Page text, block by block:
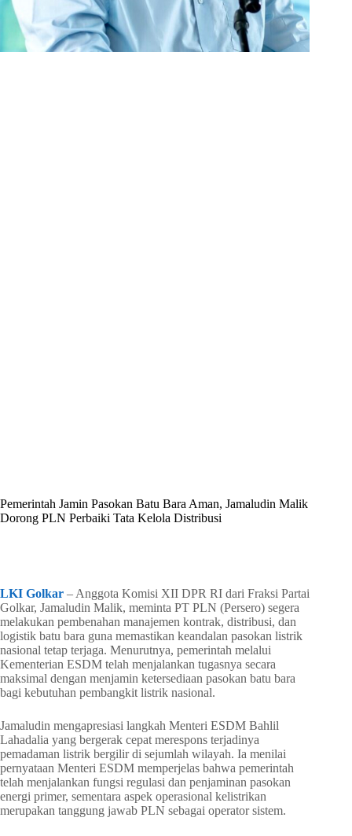
Pemerintah Jamin Pasokan Batu Bara Aman, Jamaludin Malik
Dorong PLN Perbaiki Tata Kelola Distribusi
LKI Golkar – Anggota Komisi XII DPR RI dari Fraksi Partai
Golkar, Jamaludin Malik, meminta PT PLN (Persero) segera
melakukan pembenahan manajemen kontrak, distribusi, dan
logistik batu bara guna memastikan keandalan pasokan listrik
nasional tetap terjaga. Menurutnya, pemerintah melalui
Kementerian ESDM telah menjalankan tugasnya secara
maksimal dengan menjamin ketersediaan pasokan batu bara
bagi kebutuhan pembangkit listrik nasional.
Jamaludin mengapresiasi langkah Menteri ESDM Bahlil
Lahadalia yang bergerak cepat merespons terjadinya
pemadaman listrik bergilir di sejumlah wilayah. Ia menilai
pernyataan Menteri ESDM memperjelas bahwa pemerintah
telah menjalankan fungsi regulasi dan penjaminan pasokan
energi primer, sementara aspek operasional kelistrikan
merupakan tanggung jawab PLN sebagai operator sistem.